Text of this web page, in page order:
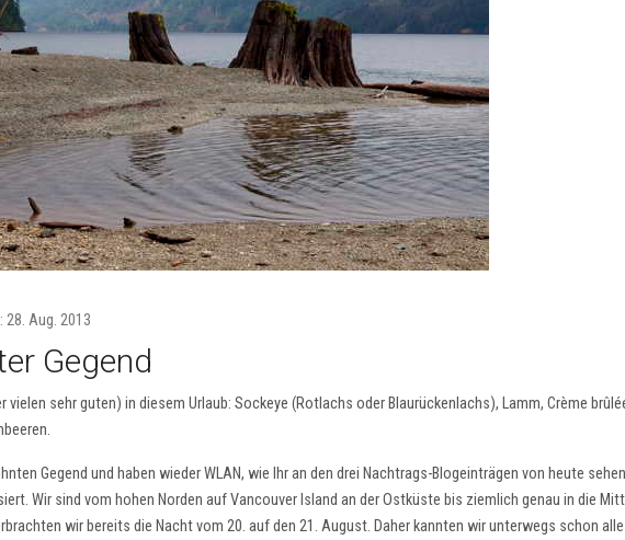
Aug. 2013
Gegend
sehr guten) in diesem Urlaub: Sockeye (Rotlachs oder Blaurückenlachs), Lamm, Crème
Gegend und haben wieder WLAN, wie Ihr an den drei Nachtrags-Blogeinträgen von heute
Wir sind vom hohen Norden auf Vancouver Island an der Ostküste bis ziemlich genau in die
wir bereits die Nacht vom 20. auf den 21. August. Daher kannten wir unterwegs schon